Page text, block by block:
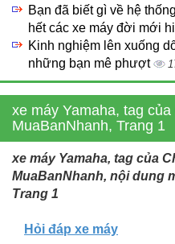
Bạn đã biết gì về hệ
hết các xe máy đời mới
Kinh nghiệm lên xuống
những bạn mê phượt
xe máy Yamaha, tag
MuaBanNhanh, Trang 1
xe máy Yamaha, tag của
MuaBanNhanh, nội dung
Trang 1
Hỏi đáp xe máy